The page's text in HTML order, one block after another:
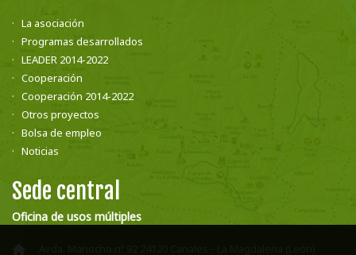
La asociación
Programas desarrollados
LEADER 2014-2022
Cooperación
Cooperación 2014-2022
Otros proyectos
Bolsa de empleo
Noticias
Sede central
Oficina de usos múltiples
Avda. Manocho nº 92 24120 Canales - La Magdalena (León)